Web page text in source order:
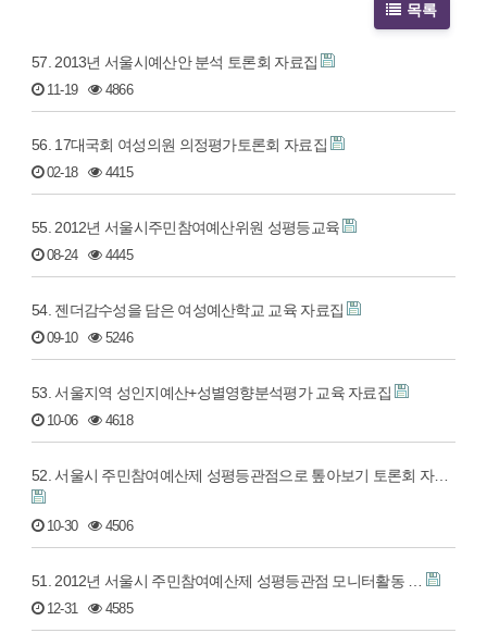
목록
57. 2013년 서울시예산안 분석 토론회 자료집
11-19 4866
56. 17대국회 여성의원 의정평가토론회 자료집
02-18 4415
55. 2012년 서울시주민참여예산위원 성평등교육
08-24 4445
54. 젠더감수성을 담은 여성예산학교 교육 자료집
09-10 5246
53. 서울지역 성인지예산+성별영향분석평가 교육 자료집
10-06 4618
52. 서울시 주민참여예산제 성평등관점으로 톺아보기 토론회 자…
10-30 4506
51. 2012년 서울시 주민참여예산제 성평등관점 모니터활동 …
12-31 4585